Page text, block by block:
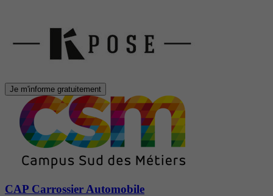
Je m'informe gratuitement
CAP Carrossier Automobile